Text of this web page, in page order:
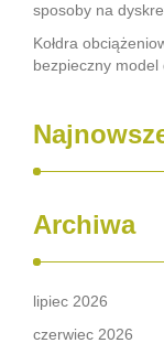
sposoby na
Kołdra
bezpieczny model
Archiwa
lipiec 2026
czerwiec 2026